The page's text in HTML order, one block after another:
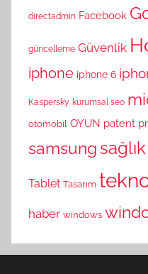
directadmin Facebook
güncelleme Güvenlik
iphone iphone 6
Kaspersky kurumsal seo
otomobil OYUN patent
samsung sağlık
Tablet Tasarım
haber windows